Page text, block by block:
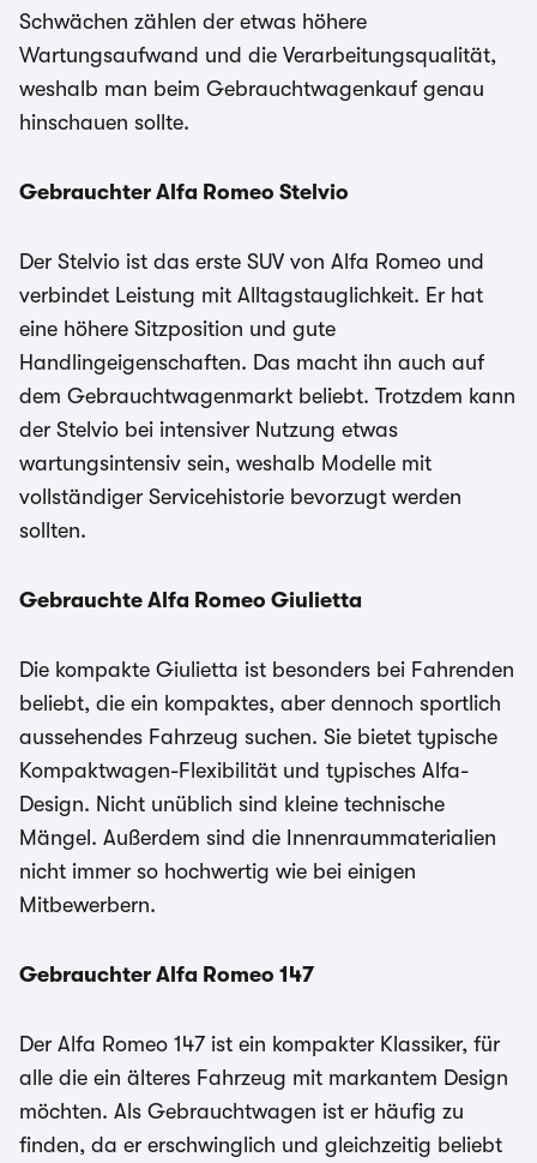
Schwächen zählen der etwas höhere
Wartungsaufwand und die Verarbeitungsqualität,
weshalb man beim Gebrauchtwagenkauf genau
hinschauen sollte.
Gebrauchter Alfa Romeo Stelvio
Der Stelvio ist das erste SUV von Alfa Romeo und
verbindet Leistung mit Alltagstauglichkeit. Er hat
eine höhere Sitzposition und gute
Handlingeigenschaften. Das macht ihn auch auf
dem Gebrauchtwagenmarkt beliebt. Trotzdem kann
der Stelvio bei intensiver Nutzung etwas
wartungsintensiv sein, weshalb Modelle mit
vollständiger Servicehistorie bevorzugt werden
sollten.
Gebrauchte Alfa Romeo Giulietta
Die kompakte Giulietta ist besonders bei Fahrenden
beliebt, die ein kompaktes, aber dennoch sportlich
aussehendes Fahrzeug suchen. Sie bietet typische
Kompaktwagen-Flexibilität und typisches Alfa-
Design. Nicht unüblich sind kleine technische
Mängel. Außerdem sind die Innenraummaterialien
nicht immer so hochwertig wie bei einigen
Mitbewerbern.
Gebrauchter Alfa Romeo 147
Der Alfa Romeo 147 ist ein kompakter Klassiker, für
alle die ein älteres Fahrzeug mit markantem Design
möchten. Als Gebrauchtwagen ist er häufig zu
finden, da er erschwinglich und gleichzeitig beliebt